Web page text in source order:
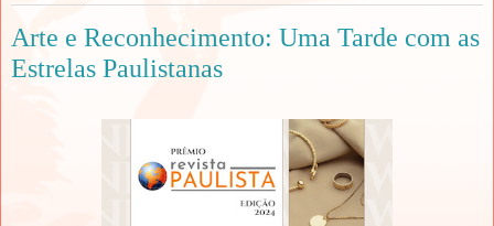
Arte e Reconhecimento: Uma Tarde com as
Estrelas Paulistanas